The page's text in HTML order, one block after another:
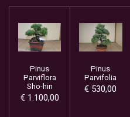
Pinus
Parviflora
Sho-hin
€ 1.100,00
Pinus
Parvifolia
€ 530,00